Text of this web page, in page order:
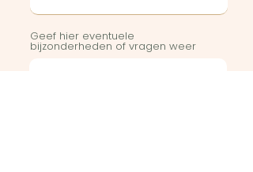
Geef hier eventuele
bijzonderheden of vragen weer